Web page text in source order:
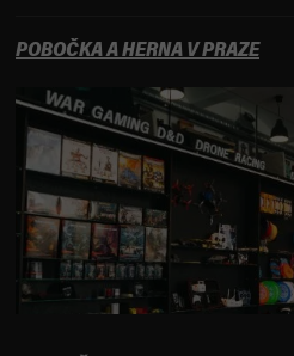
POBOČKA A HERNA V PRAZE